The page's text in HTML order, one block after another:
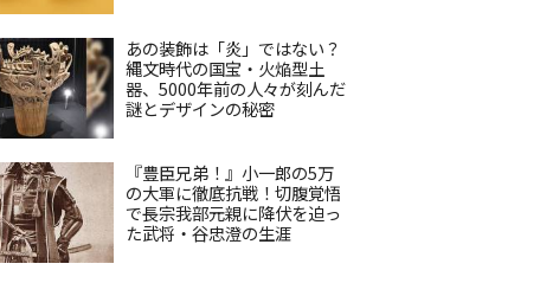
あの装飾は「炎」ではない？
縄文時代の国宝・火焔型土
器、5000年前の人々が刻んだ
謎とデザインの秘密
『豊臣兄弟！』小一郎の5万
の大軍に徹底抗戦！切腹覚悟
で長宗我部元親に降伏を迫っ
た武将・谷忠澄の生涯